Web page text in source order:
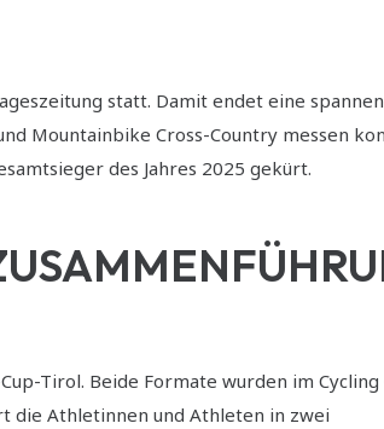
statt. Damit endet eine
Mountainbike Cross-Country messen
des Jahres 2025 gekürt.
Tirol. Beide Formate wurden im Cycling
die Athletinnen und Athleten in zwei